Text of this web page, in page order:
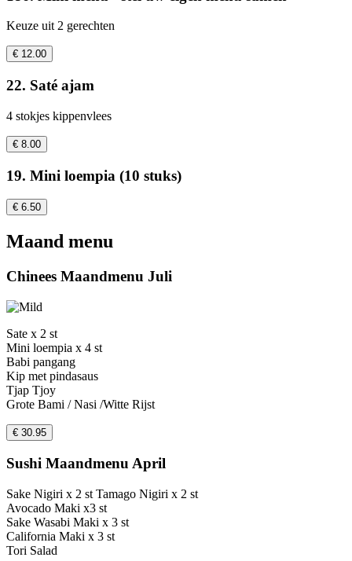
Keuze uit 2 gerechten
€ 12.00
22. Saté ajam
4 stokjes kippenvlees
€ 8.00
19. Mini loempia (10 stuks)
€ 6.50
Maand menu
Chinees Maandmenu Juli
Sate x 2 st
Mini loempia x 4 st
Babi pangang
Kip met pindasaus
Tjap Tjoy
Grote Bami / Nasi /Witte Rijst
€ 30.95
Sushi Maandmenu April
Sake Nigiri x 2 st Tamago Nigiri x 2 st
Avocado Maki x3 st
Sake Wasabi Maki x 3 st
California Maki x 3 st
Tori Salad